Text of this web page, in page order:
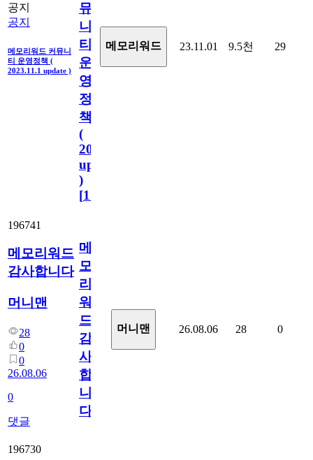
공지
공지
메모리워드 커뮤니
티 운영정책 (
2023.11.1 update )
뮤
니
티
운
영
정
책
(
2023.11.1
update
)
[110
메모리워드 23.11.01 9.5천 29
196741
메모리워드
감사합니다
머니맨
28
0
0
26.08.06
0
댓글
메
모
리
워
드
감
사
합
니
다
머니맨 26.08.06 28 0
196730